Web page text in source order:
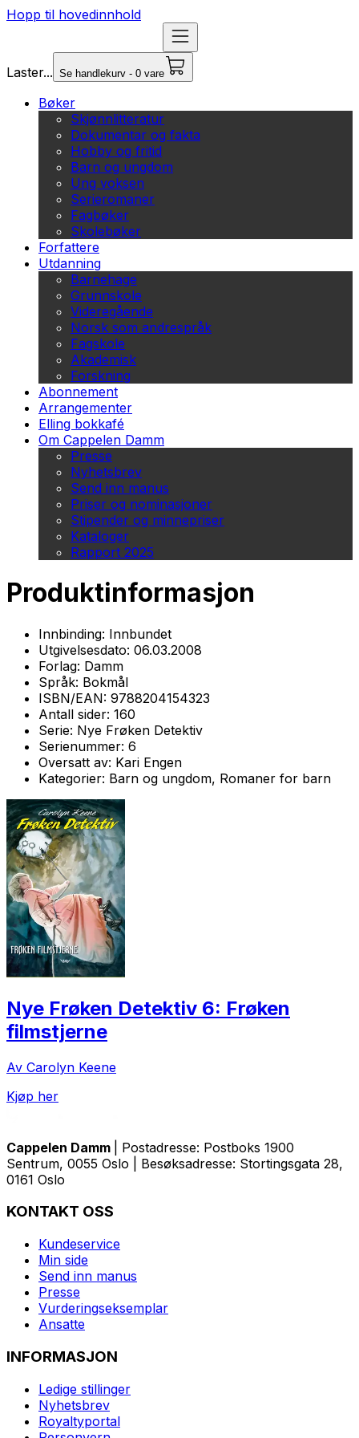
Hopp til hovedinnhold
Laster... Se handlekurv - 0 vare
Bøker
Skjønnlitteratur
Dokumentar og fakta
Hobby og fritid
Barn og ungdom
Ung voksen
Serieromaner
Fagbøker
Skolebøker
Forfattere
Utdanning
Barnehage
Grunnskole
Videregående
Norsk som andrespråk
Fagskole
Akademisk
Forskning
Abonnement
Arrangementer
Elling bokkafé
Om Cappelen Damm
Presse
Nyhetsbrev
Send inn manus
Priser og nominasjoner
Stipender og minnepriser
Kataloger
Rapport 2025
Produktinformasjon
Innbinding: Innbundet
Utgivelsesdato: 06.03.2008
Forlag: Damm
Språk: Bokmål
ISBN/EAN: 9788204154323
Antall sider: 160
Serie: Nye Frøken Detektiv
Serienummer: 6
Oversatt av: Kari Engen
Kategorier: Barn og ungdom, Romaner for barn
Nye Frøken Detektiv 6: Frøken
filmstjerne
Av Carolyn Keene
Kjøp her
Cappelen Damm
| Postadresse: Postboks 1900
Sentrum, 0055 Oslo | Besøksadresse: Stortingsgata 28,
0161 Oslo
KONTAKT OSS
Kundeservice
Min side
Send inn manus
Presse
Vurderingseksemplar
Ansatte
INFORMASJON
Ledige stillinger
Nyhetsbrev
Royaltyportal